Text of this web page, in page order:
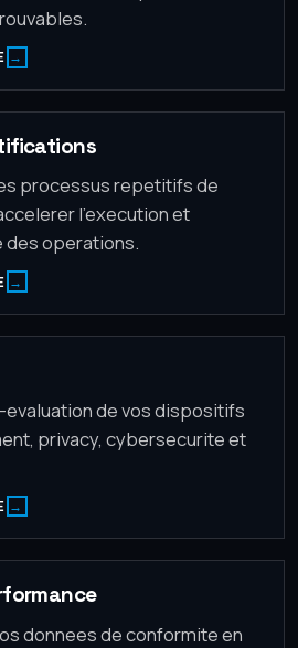
processus repetitifs de
l'execution et
operations.
de vos dispositifs
privacy, cybersecurite et
donnees de conformite en